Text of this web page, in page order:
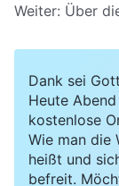
Weiter: Über
Dank sei
Heute
kostenlose
Wie man die
heißt und
befreit.